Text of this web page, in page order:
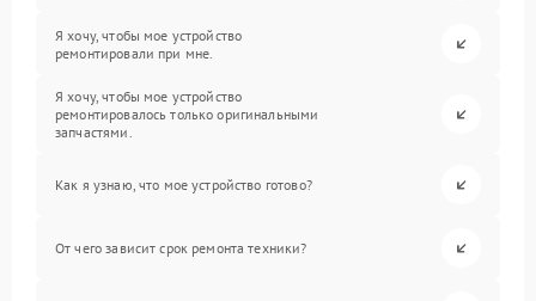
Я хочу, чтобы мое устройство
ремонтировали при мне.
Я хочу, чтобы мое устройство
ремонтировалось только оригинальными
запчастями.
Как я узнаю, что мое устройство готово?
От чего зависит срок ремонта техники?